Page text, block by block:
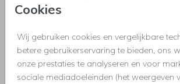
Cookies
Wij gebruiken cookies en vergelijkbare
betere gebruikerservaring te bieden, ons
onze prestaties te analyseren en voor
sociale mediadoeleinden (het weergeven